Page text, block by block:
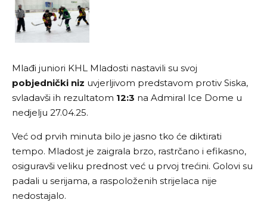
Mlađi juniori KHL Mladosti nastavili su svoj
pobjednički niz uvjerljivom predstavom protiv Siska,
svladavši ih rezultatom 12:3 na Admiral Ice Dome u
nedjelju 27.04.25.
Već od prvih minuta bilo je jasno tko će diktirati
tempo. Mladost je zaigrala brzo, rastrčano i efikasno,
osiguravši veliku prednost već u prvoj trećini. Golovi su
padali u serijama, a raspoloženih strijelaca nije
nedostajalo.